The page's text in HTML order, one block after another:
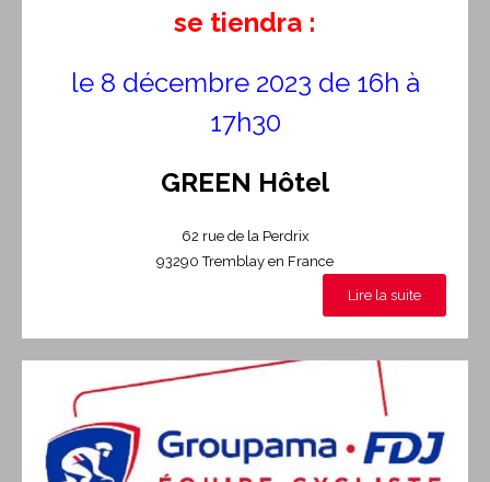
se tiendra :
le 8 décembre 2023 de 16h à
17h30
GREEN Hôtel
62 rue de la Perdrix
93290 Tremblay en France
Lire la suite